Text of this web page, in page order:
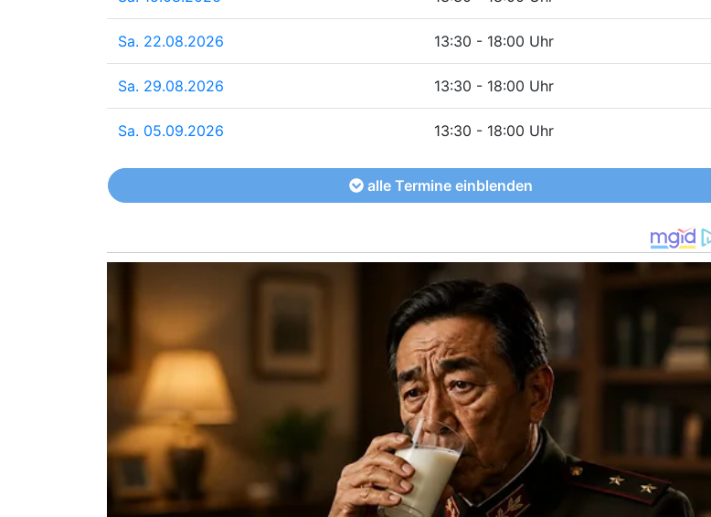
Sa. 22.08.2026 13:30 - 18:00 Uhr
Sa. 29.08.2026 13:30 - 18:00 Uhr
Sa. 05.09.2026 13:30 - 18:00 Uhr
alle Termine einblenden